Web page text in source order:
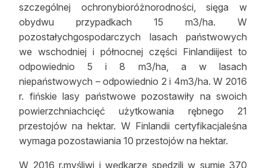
szczególnej ochronybioróżnorodności, sięga w
obydwu przypadkach 15 m3/ha. W
pozostałychgospodarczych lasach państwowych
we wschodniej i północnej części Finlandiijest to
odpowiednio 5 i 8 m3/ha, a w lasach
niepaństwowych – odpowiednio 2 i 4m3/ha. W 2016
r. fińskie lasy państwowe pozostawiły na swoich
powierzchniachcięć użytkowania rębnego 21
przestojów na hektar. W Finlandii certyfikacjaleśna
wymaga pozostawiania 10 przestojów na hektar.
W 2016 r.myśliwi i wędkarze spędzili w sumie 370